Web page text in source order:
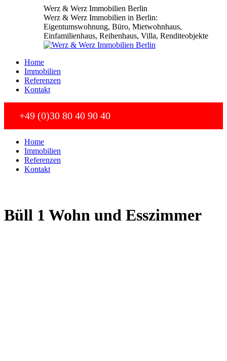
Werz & Werz Immobilien Berlin
Werz & Werz Immobilien in Berlin:
Eigentumswohnung, Büro, Mietwohnhaus,
Einfamilienhaus, Reihenhaus, Villa, Renditeobjekte
Home
Immobilien
Referenzen
Kontakt
+49 (0)30 80 40 90 40
Home
Immobilien
Referenzen
Kontakt
Büll 1 Wohn und Esszimmer